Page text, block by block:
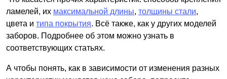
ламелей, их максимальной длины, толщины стали,
цвета и типа покрытия. Всё также, как у других моделей
заборов. Подробнее об этом можно узнать в
соответствующих статьях.
А чтобы понять, как в зависимости от изменения разных